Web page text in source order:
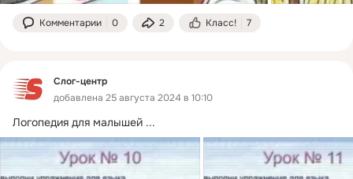
Комментарии 0 2 Класс! 7
Слог-центр
добавлена 25 августа 2024 в 10:10
Логопедия для малышей ...